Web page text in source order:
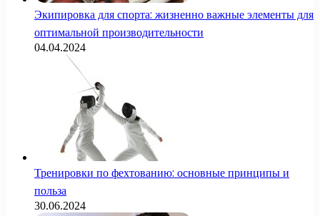
Экипировка для спорта: жизненно важные элементы для
оптимальной производительности
04.04.2024
Тренировки по фехтованию: основные принципы и
польза
30.06.2024